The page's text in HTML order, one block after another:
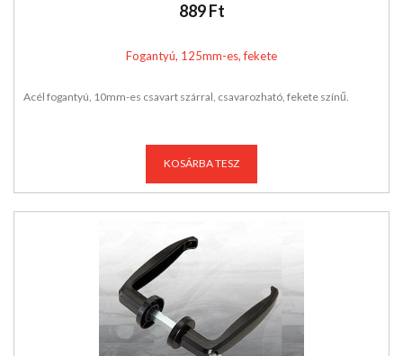
889 Ft
Fogantyú, 125mm-es, fekete
Acél fogantyú, 10mm-es csavart szárral, csavarozható, fekete színű.
KOSÁRBA TESZ